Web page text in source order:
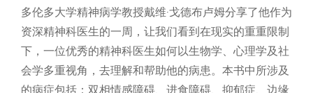
多伦多大学精神病学教授戴维·戈德布卢姆分享了他作为
资深精神科医生的一周，让我们看到在现实的重重限制
下，一位优秀的精神科医生如何以生物学、心理学及社
会学多重视角，去理解和帮助他的病患。本书中所涉及
的病症包括：双相情感障碍、进食障碍、抑郁症、边缘